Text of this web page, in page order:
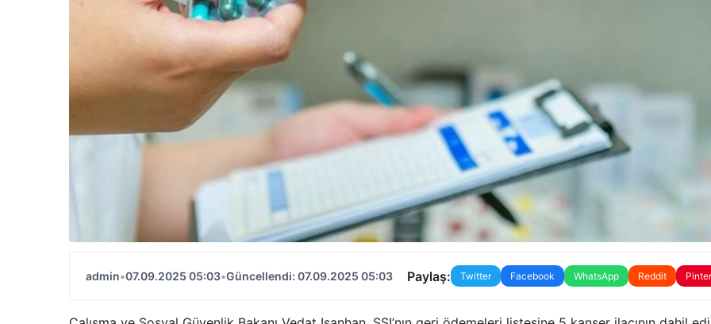
admin•07.09.2025 05:03•Güncellendi: 07.09.2025 05:03 Paylaş: Twitter Facebook WhatsApp Reddit